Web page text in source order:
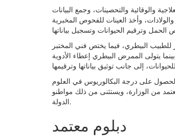
والوقائية والتحصينات، وجمع البيانات
وأخذ العينات للفحوص المخبرية
البيطري، فيما يختص فني المختبر
يتولى الممرض البيطري إعطاء الأدوية
على درجة البكالوريوس في العلوم
من الوزارة، ويستثنى من ذلك مواطنو
الدولة.
دبلوم معتمد